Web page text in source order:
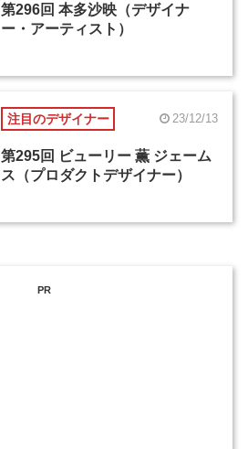
第296回 本多沙映（デザイナ
ー・アーティスト）
注目のデザイナー 23/12/13
第295回 ビューリー 薫 ジェーム
ス（プロダクトデザイナー）
PR